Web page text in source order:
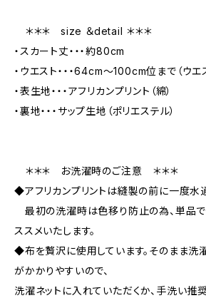
＊＊＊ size ＆detail ＊＊＊
・スカート丈・・・約80cm
・ウエスト・・・64cm〜100cm位まで（ウエ
・表生地・・・アフリカンプリント（綿）
・裏地・・・サップ生地（ポリエステル）
＊＊＊ お洗濯時のご注意 ＊＊＊
◆アフリカンプリントは縫製の前に一度水
最初の洗濯時は色移り防止の為、単品で
ススメいたします。
◆布を贅沢に使用しています。そのまま洗
がかかりやすいので、
洗濯ネットに入れていただくか、手洗い推奨